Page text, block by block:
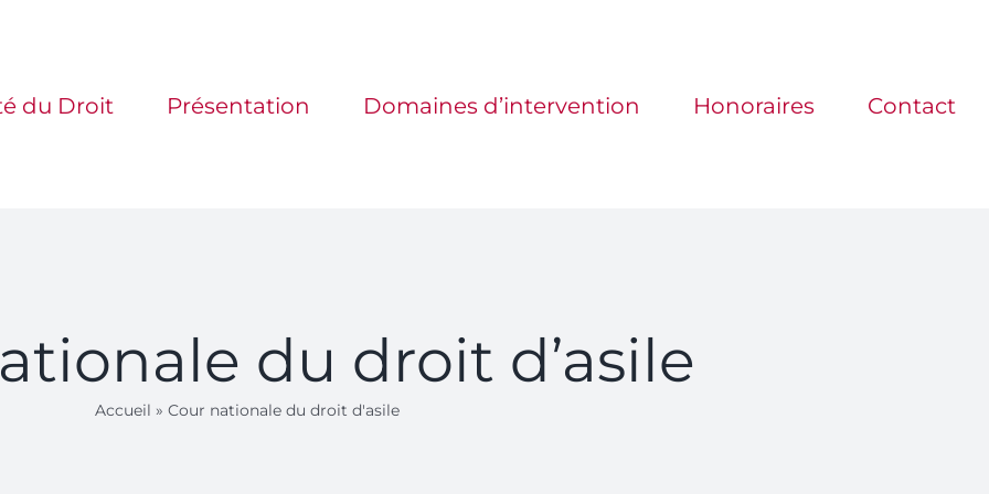
du Droit Présentation Domaines d’intervention Honoraires Contact
du droit d’asile
Accueil » Cour nationale du droit d'asile